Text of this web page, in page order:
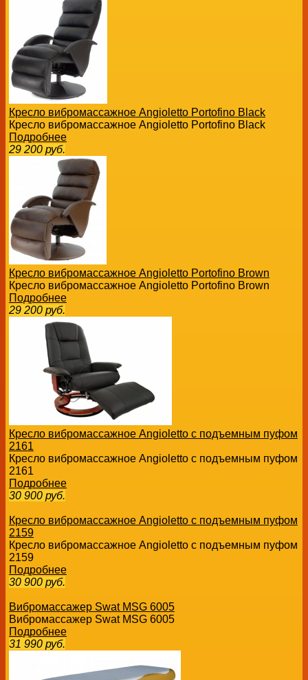
Кресло вибромассажное Angioletto Portofino Black
Кресло вибромассажное Angioletto Portofino Black
Подробнее
29 200 руб.
Кресло вибромассажное Angioletto Portofino Brown
Кресло вибромассажное Angioletto Portofino Brown
Подробнее
29 200 руб.
Кресло вибромассажное Angioletto с подъемным пуфом
2161
Кресло вибромассажное Angioletto с подъемным пуфом
2161
Подробнее
30 900 руб.
Кресло вибромассажное Angioletto с подъемным пуфом
2159
Кресло вибромассажное Angioletto с подъемным пуфом
2159
Подробнее
30 900 руб.
Вибромассажер Swat MSG 6005
Вибромассажер Swat MSG 6005
Подробнее
31 990 руб.